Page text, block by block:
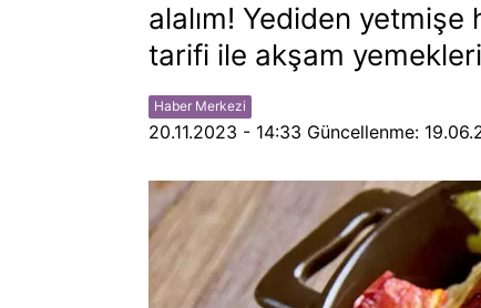
alalım! Yediden yetmişe
tarifi ile akşam
Haber Merkezi
20.11.2023 - 14:33 Güncellenme: